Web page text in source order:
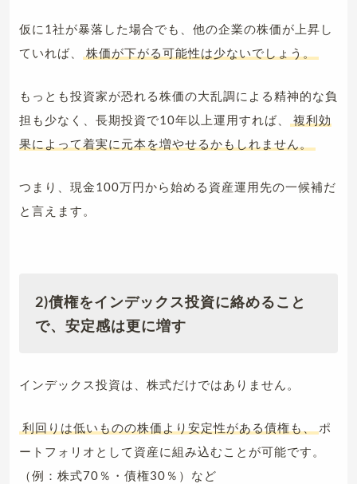
仮に1社が暴落した場合でも、他の企業の株価が上昇し
ていれば、
株価が下がる可能性は少ないでしょう。
もっとも投資家が恐れる株価の大乱調による精神的な負
担も少なく、長期投資で10年以上運用すれば、
複利効
果によって着実に元本を増やせるかもしれません。
つまり、現金100万円から始める資産運用先の一候補だ
と言えます。
2)債権をインデックス投資に絡めること
で、安定感は更に増す
インデックス投資は、株式だけではありません。
利回りは低いものの株価より安定性がある債権も、
ポ
ートフォリオとして資産に組み込むことが可能です。
（例：株式70％・債権30％）など